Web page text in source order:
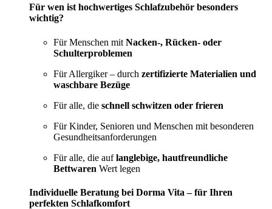
Für wen ist hochwertiges Schlafzubehör besonders
wichtig?
Für Menschen mit Nacken-, Rücken- oder
Schulterproblemen
Für Allergiker – durch zertifizierte Materialien und
waschbare Bezüge
Für alle, die schnell schwitzen oder frieren
Für Kinder, Senioren und Menschen mit besonderen
Gesundheitsanforderungen
Für alle, die auflanglebige, hautfreundliche
Bettwaren Wert legen
Individuelle Beratung bei Dorma Vita – für Ihren
perfekten Schlafkomfort